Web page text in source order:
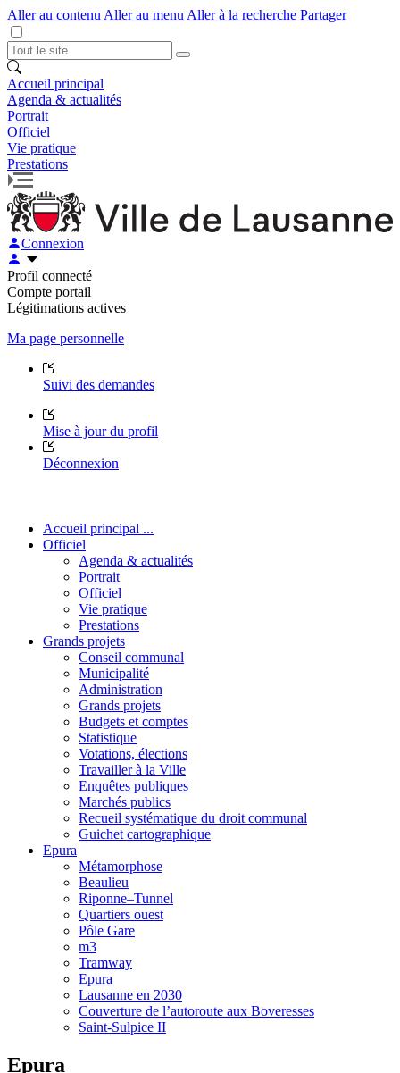
Aller au contenu Aller au menu Aller à la recherche Partager
Accueil principal
Agenda & actualités
Portrait
Officiel
Vie pratique
Prestations
Connexion
Profil connecté
Compte portail
Légitimations actives
Ma page personnelle
Suivi des demandes
Mise à jour du profil
Déconnexion
Accueil principal ...
Officiel
Agenda & actualités
Portrait
Officiel
Vie pratique
Prestations
Grands projets
Conseil communal
Municipalité
Administration
Grands projets
Budgets et comptes
Statistique
Votations, élections
Travailler à la Ville
Enquêtes publiques
Marchés publics
Recueil systématique du droit communal
Guichet cartographique
Epura
Métamorphose
Beaulieu
Riponne–Tunnel
Quartiers ouest
Pôle Gare
m3
Tramway
Epura
Lausanne en 2030
Couverture de l’autoroute aux Boveresses
Saint-Sulpice II
Epura